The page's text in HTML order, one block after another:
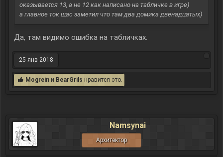
оказывается 13, а не 12 как написано на табличке в игре)
а главное ток щас заметил что там два домика двенадцатых)
Да, там видимо ошибка на табличках.
25 янв 2018
Mogrein и BearGrils нравится это.
Namsynai
Архитектор